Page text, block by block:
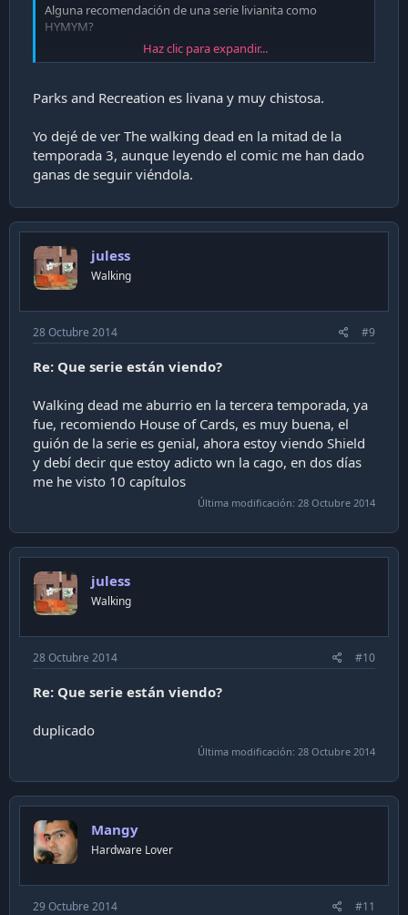
Alguna recomendación de una serie livianita como
HYMYM?
Nadie esta siguiendo The Walking Dead?
Haz clic para expandir...
Parks and Recreation es livana y muy chistosa.
Yo dejé de ver The walking dead en la mitad de la
temporada 3, aunque leyendo el comic me han dado
ganas de seguir viéndola.
juless
Walking
28 Octubre 2014 #9
Re: Que serie están viendo?
Walking dead me aburrio en la tercera temporada, ya
fue, recomiendo House of Cards, es muy buena, el
guión de la serie es genial, ahora estoy viendo Shield
y debí decir que estoy adicto wn la cago, en dos días
me he visto 10 capítulos
Última modificación: 28 Octubre 2014
juless
Walking
28 Octubre 2014 #10
Re: Que serie están viendo?
duplicado
Última modificación: 28 Octubre 2014
Mangy
Hardware Lover
29 Octubre 2014 #11